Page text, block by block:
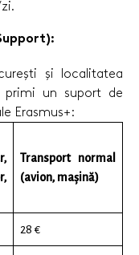
și localitatea
primi un suport de
Erasmus+:
Transport normal
(avion, mașină)
28 €